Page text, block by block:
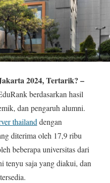
2024, Tertarik? –
berdasarkan hasil
dan pengaruh alumni.
thailanddengan
diterima oleh 17,9 ribu
beberapa universitas dari
tenyu saja yang diakui, dan